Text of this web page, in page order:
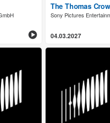
The Thomas
Sony Pictures
04.03.2027